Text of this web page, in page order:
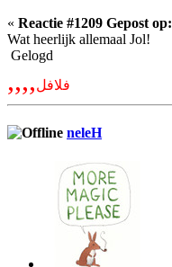
« Reactie #1209 Gepost op:
Wat heerlijk allemaal Jol!
Gelogd
,,,,فلافل
neleH